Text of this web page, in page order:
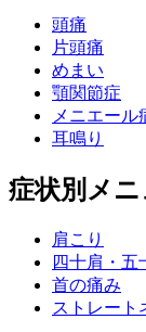
頭痛
片頭痛
めまい
顎関節症
メニエール
耳鳴り
症状別メニ
肩こり
四十肩・五
首の痛み
ストレート